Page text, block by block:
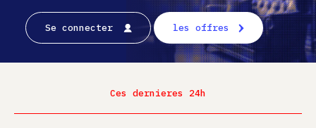
Se connecter les offres
Ces dernieres 24h